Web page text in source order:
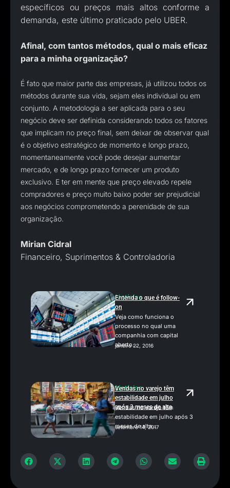
específicos ou preços mais altos conforme a
demanda, este último praticado pelo UBER.
Afinal, com tantos métodos, qual o mais eficaz
para a minha organização?
É fato que maior parte das empresas, já utilizou todos os
métodos durante sua vida, sejam eles individual ou em
conjunto. A metodologia a ser aplicada para o seu
negócio deve ser definida considerando todos os fatores
que implicam no preço final, sem deixar de observar qual
é o objetivo estratégico de momento e longo prazo,
momentaneamente você pode desejar aumentar
mercado, e de longo prazo fornecer um produto
exclusivo. E ter em mente que preço elevado repele
compradores e preço muito baixo poder ser prejudicial
aos negócios comprometendo a perenidade de sua
organização.
Mirian Cidral
Financeiro, Suprimentos & Controladoria
Notícias
Entenda o que é follow-
on
Veja como funciona o
processo no qual uma
companhia com capital
aberto...
janeiro 22, 2016
Notícias
Vendas no varejo têm
estabilidade em julho
após 3 meses de alta
Vendas no varejo têm
estabilidade em julho após 3
meses de alta...
setembro 14, 2017